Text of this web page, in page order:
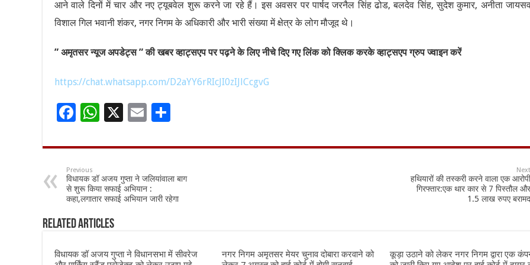
आने वाले दिनों में चार और नए ट्यूबवेल शुरू करने जा रहे हैं। इस अवसर पर पार्षद जरनैल सिंह ढोड, बलदेव सिंह, सुदेश कुमार, अनीता
विशाल गिल भवानी शंकर, नगर निगम के अधिकारी और भारी संख्या में क्षेत्र के लोग मौजूद थे।
” अमृतसर न्यूज अपडेट्स ” की खबर व्हाट्सएप पर पढ़ने के लिए नीचे दिए गए लिंक को क्लिक करके व्हाट्सएप ग्रुप ज्वाइन करें
https://chat.whatsapp.com/D2aYY6rRIcJI0zIJlCcgvG
F
e
b
o
o
k
W
at
p
p
X
E
ai
l
ar
Previous
विधायक डॉ अजय गुप्ता ने जलियांवाला बाग
से शुरू किया सफाई अभियान :
कहा,लगातार सफाई अभियान जारी रहेगा
Next
हथियारों की तस्करी करने वाला एक आरोपी
गिरफ्तार:एक थार कार से 7 पिस्तौल और
1.5 लाख रुपए बरामद
Related Articles
विधायक डॉ अजय गुप्ता ने विधानसभा में सीवरेज
नगर निगम अमृतसर मेयर चुनाव दोबारा करवाने को
कूड़ा उठाने को लेकर नगर निगम द्वारा एक